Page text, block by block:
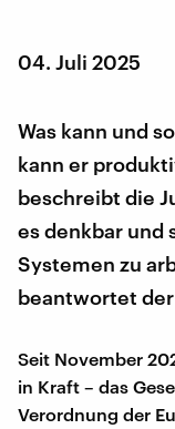
04. Juli 2025
Was kann und
kann er
beschreibt die
es denkbar und
Systemen zu
beantwortet
Seit November
in Kraft – das
Verordnung der